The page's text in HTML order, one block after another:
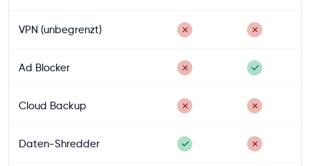
VPN (unbegrenzt) ✗ ✗
Ad Blocker ✗ ✓
Cloud Backup ✗ ✗
Daten-Shredder ✓ ✗